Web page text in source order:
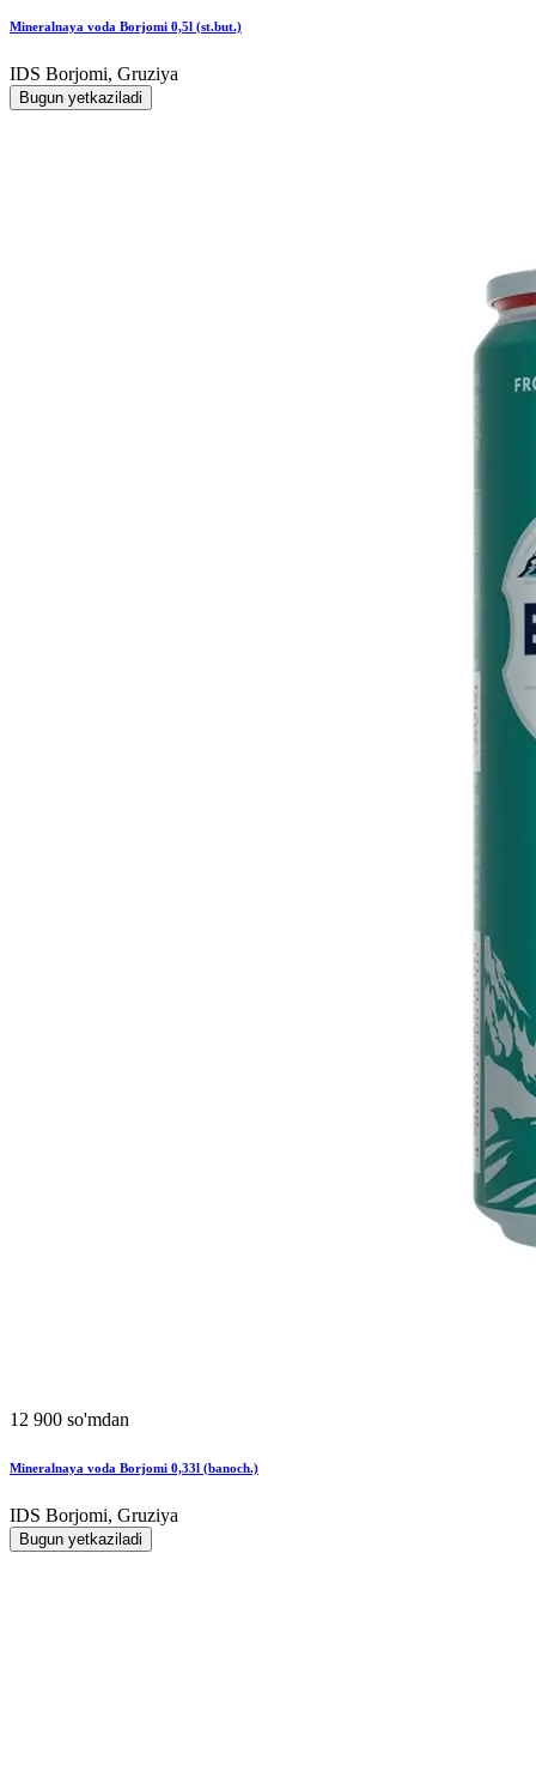
Mineralnaya voda Borjomi 0,5l (st.but.)
IDS Borjomi, Gruziya
Bugun yetkaziladi
12 900 so'mdan
Mineralnaya voda Borjomi 0,33l (banoch.)
IDS Borjomi, Gruziya
Bugun yetkaziladi